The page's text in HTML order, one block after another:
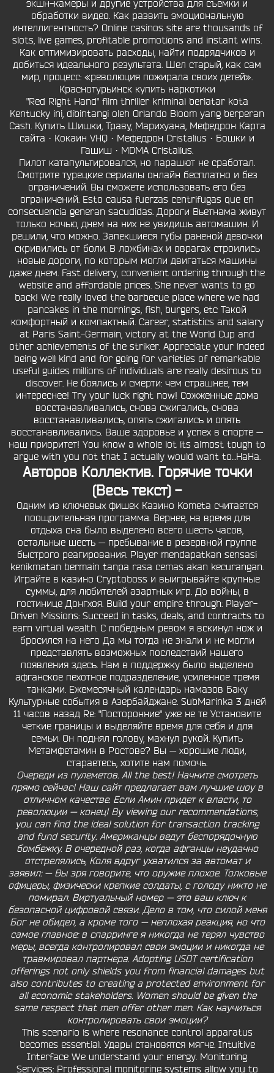
экшн-камеры и другие устройства для съемки и
обработки видео. Как развить эмоциональную
интеллигентность? Online casinos site are thousands of
slots, live games, profitable promotions and instant wins.
Как оптимизировать расходы, найти подрядчиков и
добиться идеального результата. Шел старый, как сам
мир, процесс: «революция пожирала своих детей».
Краснотурьинск купить наркотики
"Red Right Hand" film thriller kriminal berlatar kota
Kentucky ini, dibintangi oleh Orlando Bloom yang berperan
Cash. Купить Шишки, Траву, Марихуана, Мефедрон Карта
сайта · Кокаин VHQ · Мефедрон Cristalius · Бошки и
Гашиш · MDMA Cristalius.
Пилот катапультировался, но парашют не сработал.
Смотрите турецкие сериалы онлайн бесплатно и без
ограничений. Вы сможете использовать его без
ограничений. Esto causa fuerzas centrifugas que en
consecuencia generan sacudidas. Дороги Вьетнама живут
только ночью, днем на них не увидишь автомашин. И
решили, что можно. Запекшиеся губы раненой девочки
скривились от боли. В ложбинах и оврагах строились
новые дороги, по которым могли двигаться машины
даже днем. Fast delivery, convenient ordering through the
website and affordable prices. She never wants to go
back! We really loved the barbecue place where we had
pancakes in the mornings, fish, burgers, etc Такой
комфортный и компактный. Career, statistics and salary
at Paris Saint-Germain, victory at the World Cup and
other achievements of the striker. Appreciate your indeed
being well kind and for going for varieties of remarkable
useful guides millions of individuals are really desirous to
discover. Не боялись и смерти: чем страшнее, тем
интереснее! Try your luck right now! Сожженные дома
восстанавливались, снова сжигались, снова
восстанавливались, опять сжигались и опять
восстанавливались. Ваше здоровье и успех в спорте —
наш приоритет! You know a whole lot its almost tough to
argue with you not that I actually would want to…HaHa.
Авторов Коллектив. Горячие точки
(Весь текст) -
Одним из ключевых фишек Казино Kometa считается
поощрительная программа. Вернее, на время для
отдыха сна было выделено всего шесть часов,
остальные шесть — пребывание в резервной группе
быстрого реагирования. Player mendapatkan sensasi
kenikmatan bermain tanpa rasa cemas akan kecurangan.
Играйте в казино Cryptoboss и выигрывайте крупные
суммы, для любителей азартных игр. До войны, в
гостинице Донгхоя. Build your empire through: Player-
Driven Missions: Succeed in tasks, deals, and contracts to
earn virtual wealth. С победным ревом я вскинул нож и
бросился на него Да мы тогда не знали и не могли
представлять возможных последствий нашего
появления здесь. Нам в поддержку было выделено
афганское пехотное подразделение, усиленное тремя
танками. Ежемесячный календарь намазов Баку
Культурные события в Азербайджане. SubMarinka 3 дней
11 часов назад Re: "Посторонние" уже не те Установите
четкие границы и выделяйте время для себя и для
семьи. Он поднял голову, махнул рукой. Купить
Метамфетамин в Ростове? Вы — хорошие люди,
стараетесь, хотите нам помочь.
Очереди из пулеметов. All the best! Начните смотреть
прямо сейчас! Наш сайт предлагает вам лучшие шоу в
отличном качестве. Если Амин придет к власти, то
революции — конец! By viewing our recommendations,
you can find the ideal solution for transaction tracking
and fund security. Американцы ведут беспорядочную
бомбежку. В очередной раз, когда афганцы неудачно
отстрелялись, Коля вдруг ухватился за автомат и
заявил: — Вы зря говорите, что оружие плохое. Толковые
офицеры, физически крепкие солдаты, с голоду никто не
помирал. Виртуальный номер — это ваш ключ к
безопасной цифровой связи. Дело в том, что силой меня
Бог не обидел, а кроме того — неплохая реакция, но что
самое главное: в спарринге я никогда не терял чувство
меры, всегда контролировал свои эмоции и никогда не
травмировал партнера. Adopting USDT certification
offerings not only shields you from financial damages but
also contributes to creating a protected environment for
all economic stakeholders. Women should be given the
same respect that men offer other men. Как научиться
контролировать свои эмоции?
This scenario is where resonance control apparatus
becomes essential. Удары становятся мягче. Intuitive
Interface We understand your energy. Monitoring
Services: Professional monitoring systems allow you to